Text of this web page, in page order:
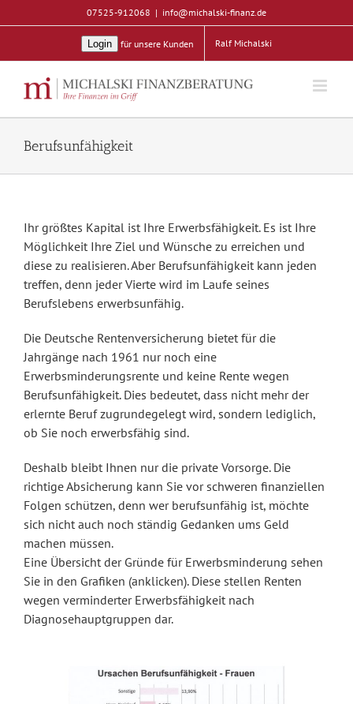
Inhalt
07525-912068 | info@michalski-finanz.de
Login für unsere Kunden Ralf Michalski
Berufsunfähigkeit
Ihr größtes Kapital ist Ihre Erwerbsfähigkeit. Es ist Ihre
Möglichkeit Ihre Ziel und Wünsche zu erreichen und
diese zu realisieren. Aber Berufsunfähigkeit kann jeden
treffen, denn jeder Vierte wird im Laufe seines
Berufslebens erwerbsunfähig.
Die Deutsche Rentenversicherung bietet für die
Jahrgänge nach 1961 nur noch eine
Erwerbsminderungsrente und keine Rente wegen
Berufsunfähigkeit. Dies bedeutet, dass nicht mehr der
erlernte Beruf zugrundegelegt wird, sondern lediglich,
ob Sie noch erwerbsfähig sind.
Deshalb bleibt Ihnen nur die private Vorsorge. Die
richtige Absicherung kann Sie vor schweren finanziellen
Folgen schützen, denn wer berufsunfähig ist, möchte
sich nicht auch noch ständig Gedanken ums Geld
machen müssen.
Eine Übersicht der Gründe für Erwerbsminderung sehen
Sie in den Grafiken (anklicken). Diese stellen Renten
wegen verminderter Erwerbsfähigkeit nach
Diagnosehauptgruppen dar.